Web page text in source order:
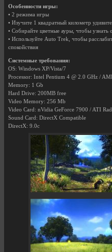
Особенности игры:
• 2 режима игры
• Изучите 1 квадратный километр
• Собирайте цветные ауры, чтобы узнать
• Используйте Auto Trek, чтобы
спокойствия
Системные требования:
OS: Windows XP/Vista/7
Processor: Intel Pentium 4 @ 2.0 GHz /
Memory: 1 Gb
Hard Drive: 200MB free
Video Memory: 256 Mb
Video Card: nVidia GeForce 7900 / ATI
Sound Card: DirectX Compatible
DirectX: 9.0c